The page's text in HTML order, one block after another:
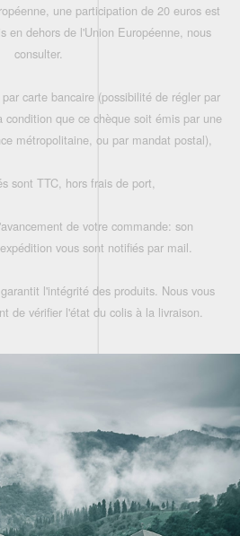
une participation de 20 euros est
en dehors de l'Union Européenne, nous
consulter.
carte bancaire (possibilité de régler par
condition que ce chèque soit émis par une
métropolitaine, ou par mandat postal),
sont TTC, hors frais de port,
de votre commande: son
vous sont notifiés par mail.
l'intégrité des produits. Nous vous
de vérifier l'état du colis à la livraison.